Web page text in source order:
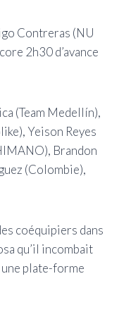
Contreras (NU
2h30 d’avance
(Team Medellín),
Yeison Reyes
Brandon
(Colombie),
coéquipiers dans
qu’il incombait
plate-forme